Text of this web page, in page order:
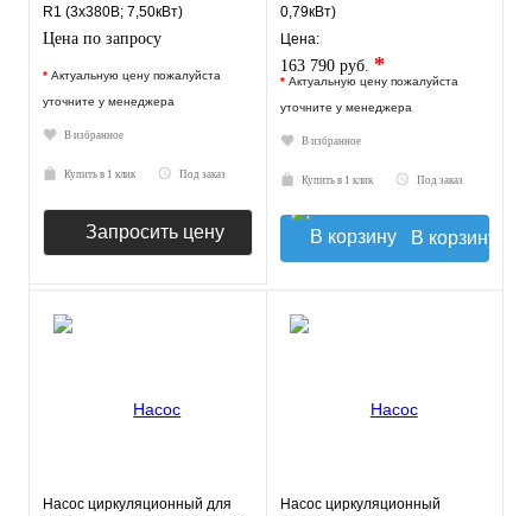
R1 (3х380В; 7,50кВт)
Цена по запросу
* Актуальную цену пожалуйста
уточните у менеджера
В избранное
Купить в 1 клик Под заказ
Запросить цену
0,79кВт)
Цена:
163 790 руб. *
* Актуальную цену пожалуйста
уточните у менеджера
В избранное
Купить в 1 клик Под заказ
В корзину
Насос циркуляционный для
Насос циркуляционный